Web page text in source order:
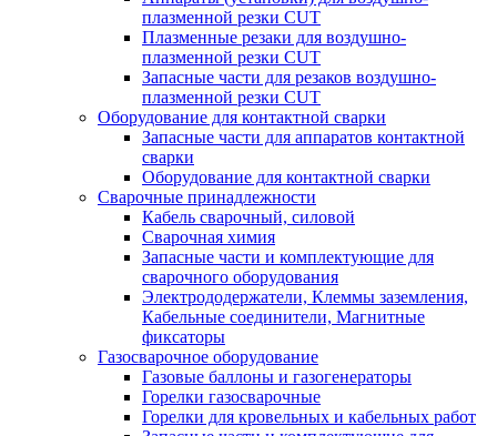
плазменной резки CUT
Плазменные резаки для воздушно-
плазменной резки CUT
Запасные части для резаков воздушно-
плазменной резки CUT
Оборудование для контактной сварки
Запасные части для аппаратов контактной
сварки
Оборудование для контактной сварки
Сварочные принадлежности
Кабель сварочный, силовой
Сварочная химия
Запасные части и комплектующие для
сварочного оборудования
Электрододержатели, Клеммы заземления,
Кабельные соединители, Магнитные
фиксаторы
Газосварочное оборудование
Газовые баллоны и газогенераторы
Горелки газосварочные
Горелки для кровельных и кабельных работ